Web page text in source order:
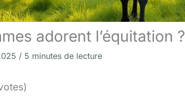
adorent l’équitation ?
/ 5 minutes de lecture